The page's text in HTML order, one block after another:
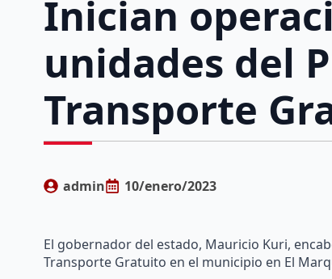
Inician
unidades del
Transporte
admin 10/enero/2023
El gobernador del estado, Mauricio Kuri,
Transporte Gratuito en el municipio en El